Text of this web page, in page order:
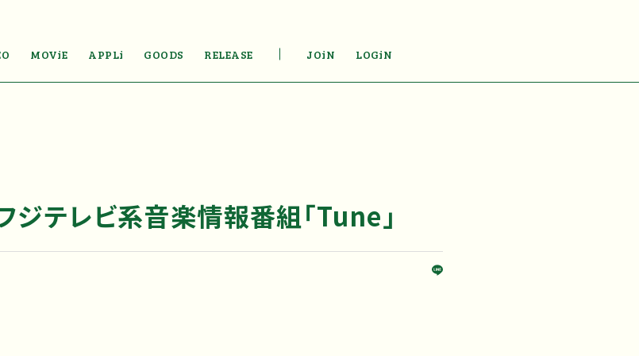
MOViE APPLi GOODS RELEASE JOiN LOGiN
ジテレビ系音楽情報番組「Tune」